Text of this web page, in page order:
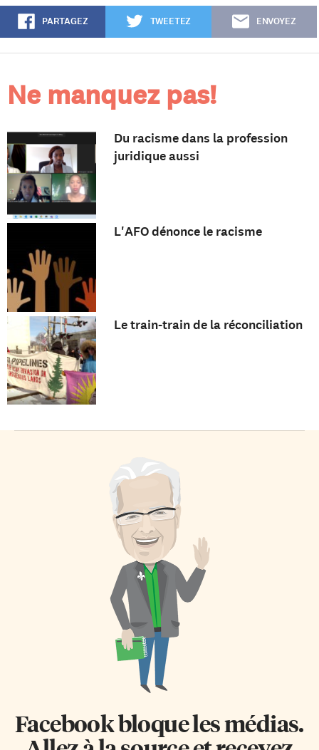
PARTAGEZ TWEETEZ ENVOYEZ
Ne manquez pas!
Du racisme dans la profession
juridique aussi
L'AFO dénonce le racisme
Le train-train de la réconciliation
Facebook bloque les médias.